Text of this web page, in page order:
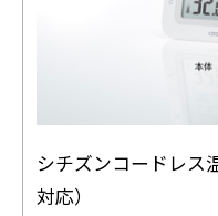
シチズンコードレス
対応）